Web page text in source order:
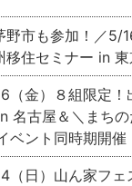
野市も参加！／5/
移住セミナー in 東
（金）８組限定！
名古屋＆＼まち
ベント同時期開催
（日）山ん家フ